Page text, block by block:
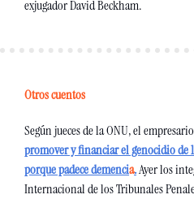
exjugador David Beckham.
Otros cuentos
Según jueces de la ONU, el empresario
promover y financiar el genocidio de
porque padece demencia. Ayer los
Internacional de los Tribunales